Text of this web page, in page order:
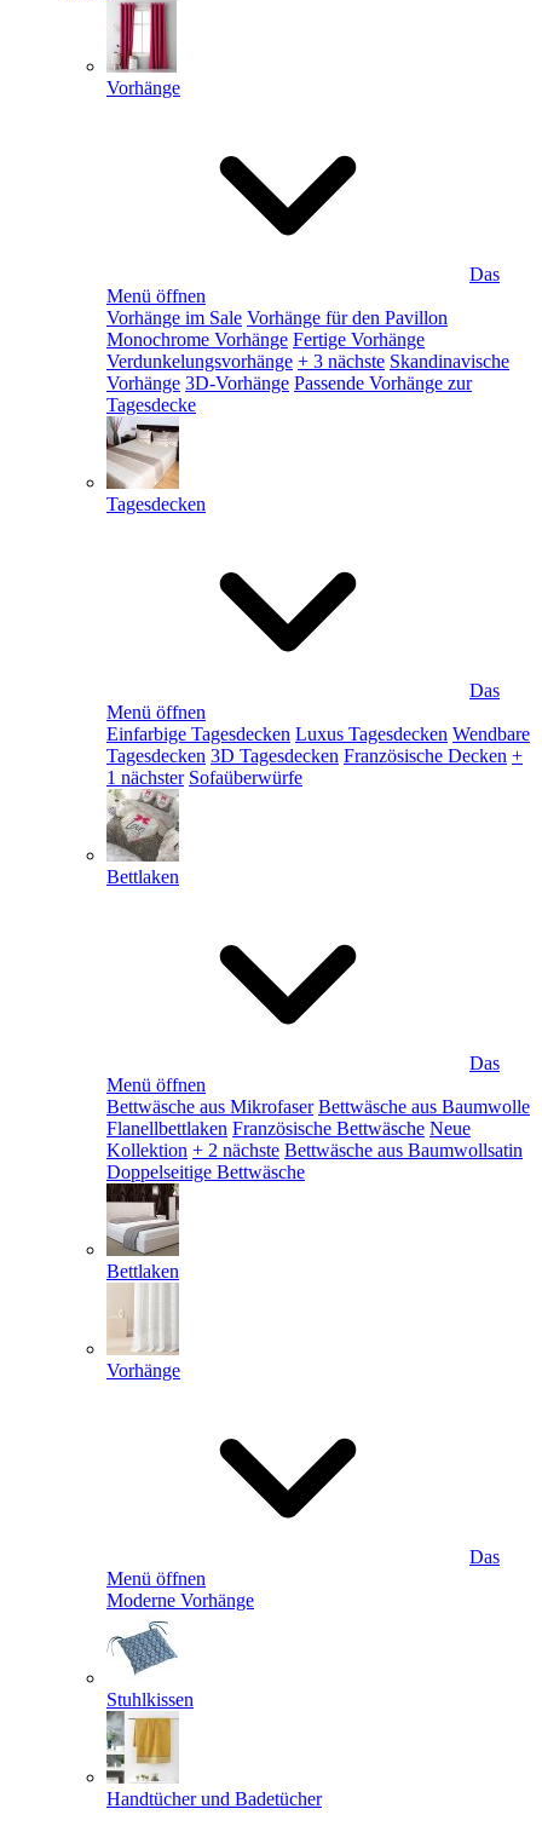
Vorhänge
Das
Menü öffnen
Vorhänge im Sale Vorhänge für den Pavillon
Monochrome Vorhänge Fertige Vorhänge
Verdunkelungsvorhänge + 3 nächste Skandinavische
Vorhänge 3D-Vorhänge Passende Vorhänge zur
Tagesdecke
Tagesdecken
Das
Menü öffnen
Einfarbige Tagesdecken Luxus Tagesdecken Wendbare
Tagesdecken 3D Tagesdecken Französische Decken +
1 nächster Sofaüberwürfe
Bettlaken
Das
Menü öffnen
Bettwäsche aus Mikrofaser Bettwäsche aus Baumwolle
Flanellbettlaken Französische Bettwäsche Neue
Kollektion + 2 nächste Bettwäsche aus Baumwollsatin
Doppelseitige Bettwäsche
Bettlaken
Vorhänge
Das
Menü öffnen
Moderne Vorhänge
Stuhlkissen
Handtücher und Badetücher